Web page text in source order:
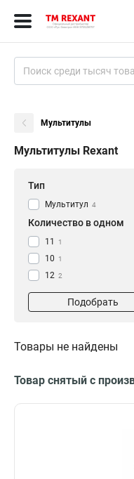
Мультитулы
Мультитулы Rexant
Тип
Мультитул 4
Количество в одном
11 1
10 1
12 2
Подобрать
Товары не найдены
Товар снятый с